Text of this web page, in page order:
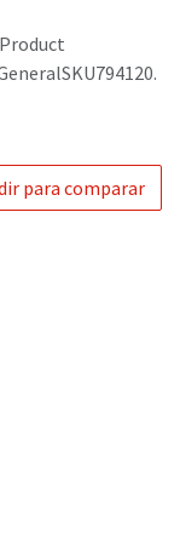
para comparar